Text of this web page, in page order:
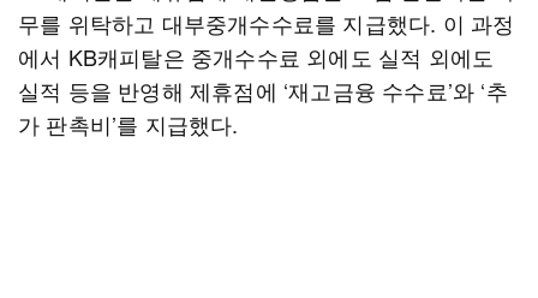
무를 위탁하고 대부중개수수료를 지급했다. 이 과정
에서 KB캐피탈은 중개수수료 외에도 실적 외에도
실적 등을 반영해 제휴점에 ‘재고금융 수수료’와 ‘추
가 판촉비’를 지급했다.